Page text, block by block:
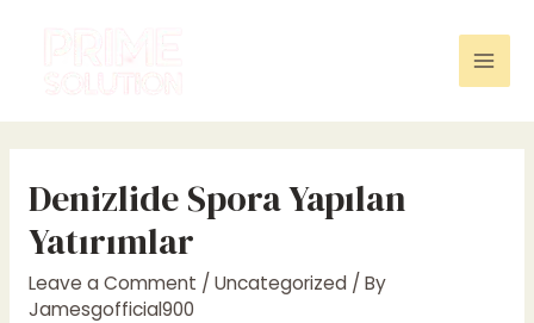
Denizlide Spora Yapılan
Yatırımlar
Leave a Comment / Uncategorized/ By
Jamesgofficial900